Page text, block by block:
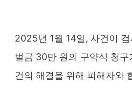
2025년 1월 14일, 사건이
벌금 30만 원의 구약식 청
건의 해결을 위해 피해자와